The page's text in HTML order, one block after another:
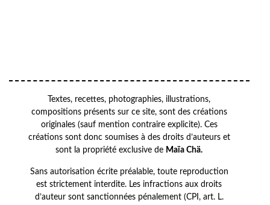
Textes, recettes, photographies, illustrations,
compositions présents sur ce site, sont des créations
originales (sauf mention contraire explicite). Ces
créations sont donc soumises à des droits d’auteurs et
sont la propriété exclusive de Maïa Chä.
Sans autorisation écrite préalable, toute reproduction
est strictement interdite. Les infractions aux droits
d’auteur sont sanctionnées pénalement (CPI, art. L.